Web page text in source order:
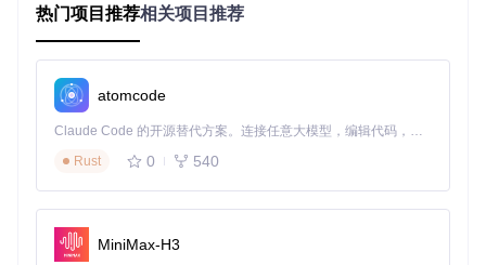
个子网络。生成器负责将低分辨率特征重建为高分辨率图像，
判别器则不断"挑错"，两者通过对抗训练共同提升输出质量。
这种机制类似于艺术修复师与评论家的协作——修复师不断改
进作品，评论家则提供专业反馈，最终达成高质量的修复效
果。
图：Clarity Upscaler处理效果对比，左侧为原始低分辨率图
像，右侧为超分辨率处理结果，展示了细节纹理的显著提升
实战应用：无监督超分辨率如何赋能行业？
热门项目推荐相关项目推荐
atomcode
Claude Code 的开源替代方案。连接任意大模型，编辑代码，运行命令，自动验证 — 全自动执行。用 Rust 构建，极致性能。 ｜ An open-source alternative to Claude Code. Connect any LLM, edit code, run commands, and verify changes — autonomously. Built in Rust for speed. Get Started
Rust
0 540
MiniMax-H3